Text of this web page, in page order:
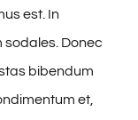
est. In
Donec
bibendum
et,